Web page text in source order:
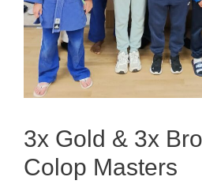
3x Gold & 3x
Colop Masters